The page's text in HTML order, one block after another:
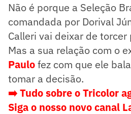
Não é porque a Seleção
comandada por Dorival
Calleri vai deixar de torcer
Mas a sua relação com o
Paulofez com que ele
tomar a decisão.
➡️ Tudo sobre o Tricolor
Siga o nosso novo canal